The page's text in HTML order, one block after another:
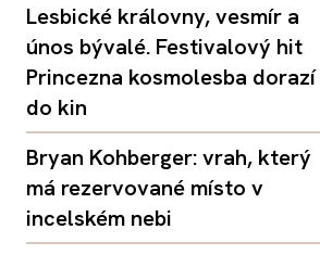
Lesbické královny, vesmír a
únos bývalé. Festivalový hit
Princezna kosmolesba dorazí
do kin
Bryan Kohberger: vrah, který
má rezervované místo v
incelském nebi